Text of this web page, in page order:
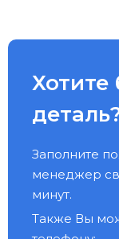
Хотите
Заполните
менеджер
минут.
Также Вы